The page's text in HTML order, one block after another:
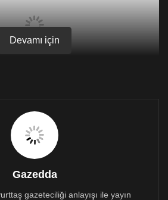
Devamı için
Gazedda
gazeteciliği anlayışı ile yayın